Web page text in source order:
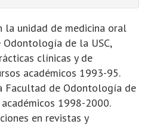
la unidad de medicina oral
de la USC,
clínicas y de
académicos 1993-95.
Facultad de Odontología de
1998-2000.
en revistas y